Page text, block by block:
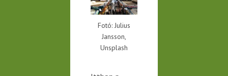
Fotó: Julius
Jansson,
Unsplash